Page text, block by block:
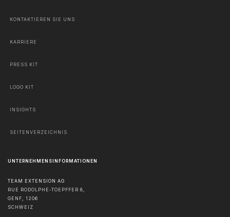
KONTAKTIEREN SIE UNS
KARRIERE
PRESS KIT
LOGO KIT
INSIGHTS
SEITENVERZEICHNIS
UNTERNEHMENSINFORMATIONEN
TEAM EXTENSION AG
RUE RODOLPHE-TOEPFFER 8,
GENF, 1206
SCHWEIZ